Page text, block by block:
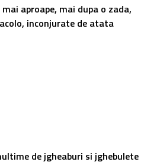
aproape, mai dupa o zada,
inconjurate de atata
de jgheaburi si jghebulete